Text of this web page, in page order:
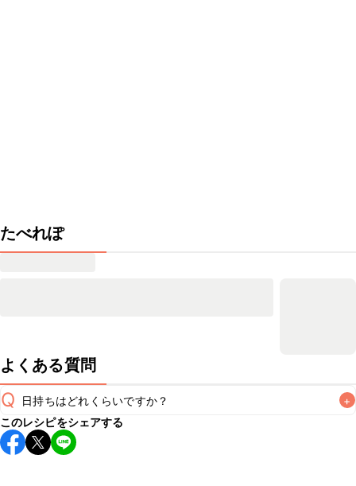
たべれぽ
よくある質問
Q 日持ちはどれくらいですか？ +
保存期間は冷蔵で当日中が目安です。なるべくお早めにお召
し上がりください。
このレシピをシェアする